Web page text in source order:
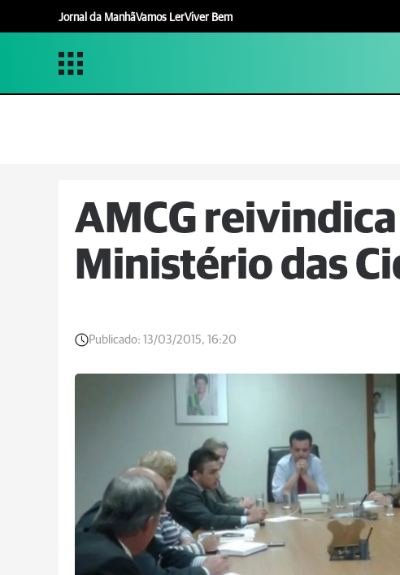
Jornal da ManhãVamos LerViver Bem
AMCG
Ministério das
Publicado: 13/03/2015, 16:20